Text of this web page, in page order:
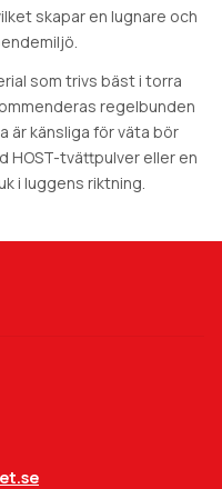
skapar en lugnare och
som trivs bäst i torra
regelbunden
är känsliga för väta bör
HOST-tvättpulver eller en
i luggens riktning.